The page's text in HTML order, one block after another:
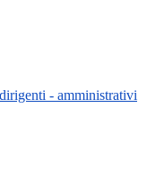
- amministrativi